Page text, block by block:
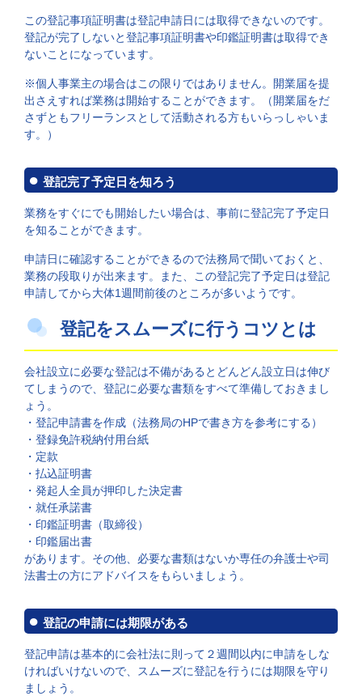
この登記事項証明書は登記申請日には取得できないのです。
登記が完了しないと登記事項証明書や印鑑証明書は取得でき
ないことになっています。
※個人事業主の場合はこの限りではありません。開業届を提
出さえすれば業務は開始することができます。（開業届をだ
さずともフリーランスとして活動される方もいらっしゃいま
す。）
登記完了予定日を知ろう
業務をすぐにでも開始したい場合は、事前に登記完了予定日
を知ることができます。
申請日に確認することができるので法務局で聞いておくと、
業務の段取りが出来ます。また、この登記完了予定日は登記
申請してから大体1週間前後のところが多いようです。
登記をスムーズに行うコツとは
会社設立に必要な登記は不備があるとどんどん設立日は伸び
てしまうので、登記に必要な書類をすべて準備しておきまし
ょう。
・登記申請書を作成（法務局のHPで書き方を参考にする）
・登録免許税納付用台紙
・定款
・払込証明書
・発起人全員が押印した決定書
・就任承諾書
・印鑑証明書（取締役）
・印鑑届出書
があります。その他、必要な書類はないか専任の弁護士や司
法書士の方にアドバイスをもらいましょう。
登記の申請には期限がある
登記申請は基本的に会社法に則って２週間以内に申請をしな
ければいけないので、スムーズに登記を行うには期限を守り
ましょう。